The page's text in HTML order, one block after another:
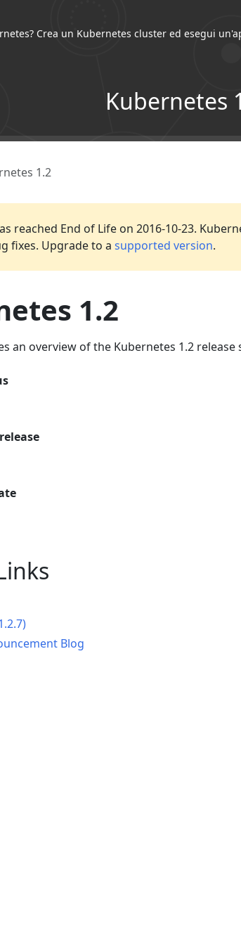
Crea un Kubernetes cluster ed esegui
Kubernetes
1.2
reached End of Life on 2016-10-23.
fixes. Upgrade to a supported version.
1.2
an overview of the Kubernetes 1.2 release
Blog